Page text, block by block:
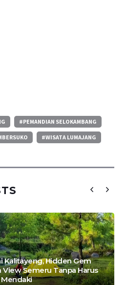
#PEMANDIAN SELOKAMBANG
#WISATA LUMAJANG
Kalitayeng, Hidden Gem
Semeru Tanpa Harus
Mendaki